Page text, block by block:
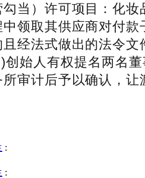
当）许可项目：化
领取其供应商对付
经法式做出的法令
始人有权提名两名
审计后予以确认，
:
: